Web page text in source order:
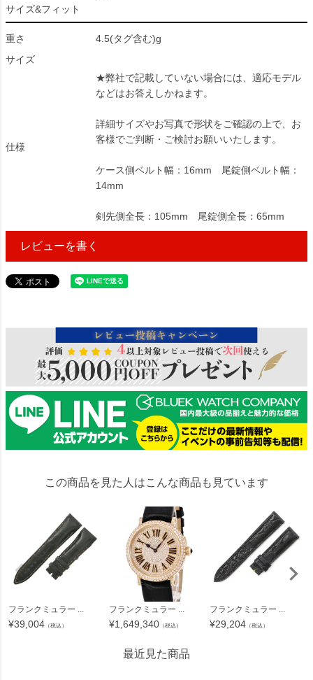
サイズ&フィット
重さ
4.5(タグ含む)g
サイズ
仕様
★弊社で記載していない場合には、適応モデル
などはお答えしかねます。
詳細サイズやお写真で形状をご確認の上で、お
客様でご判断・ご検討お願いいたします。
ケース側ベルト幅：16mm 尾錠側ベルト幅：
14mm
剣先側全長：105mm 尾錠側全長：65mm
レビューを書く
この商品を見た人はこんな商品も見ています
フランクミュラー ...
¥39,004 （税込）
フランクミュラー ...
¥1,649,340 （税込）
フランクミュラー ...
¥29,204 （税込）
最近見た商品